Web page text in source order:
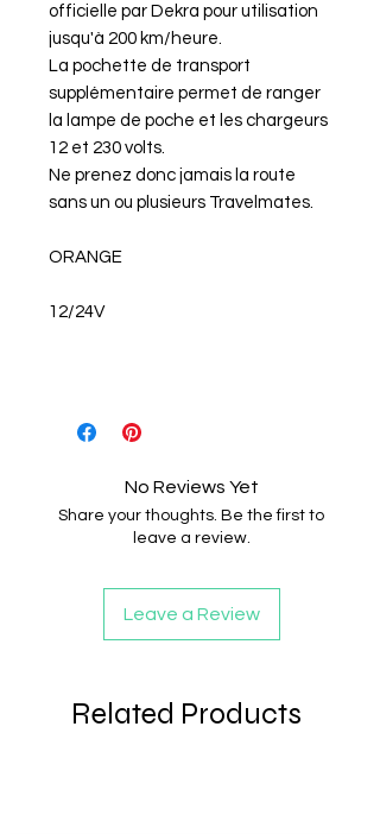
officielle par Dekra pour utilisation
jusqu'à 200 km/heure.
La pochette de transport
supplémentaire permet de ranger
la lampe de poche et les chargeurs
12 et 230 volts.
Ne prenez donc jamais la route
sans un ou plusieurs Travelmates.
ORANGE
12/24V
No Reviews Yet
Share your thoughts. Be the first to
leave a review.
Leave a Review
Related Products